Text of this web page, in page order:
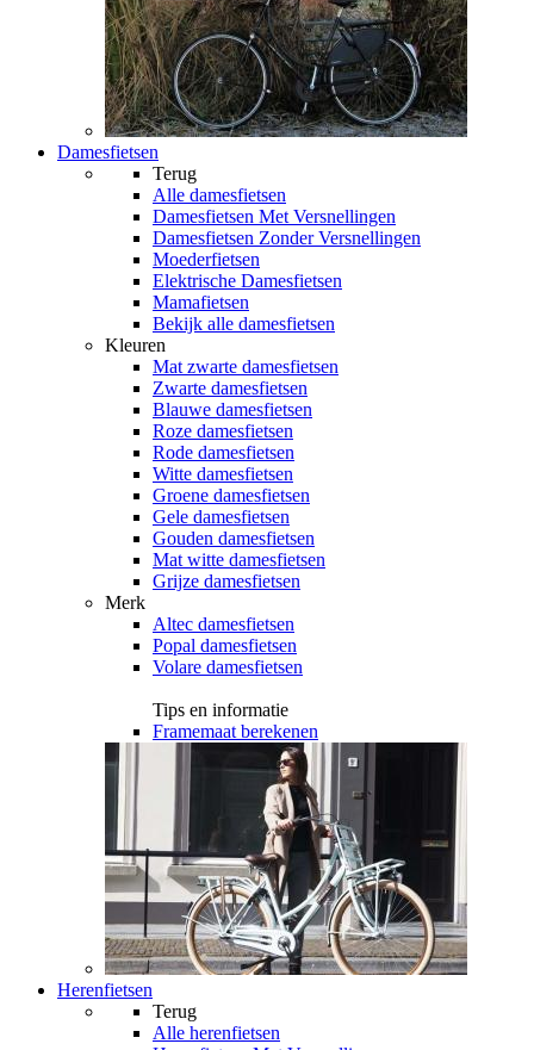
Damesfietsen
Terug
Alle damesfietsen
Damesfietsen Met Versnellingen
Damesfietsen Zonder Versnellingen
Moederfietsen
Elektrische Damesfietsen
Mamafietsen
Bekijk alle damesfietsen
Kleuren
Mat zwarte damesfietsen
Zwarte damesfietsen
Blauwe damesfietsen
Roze damesfietsen
Rode damesfietsen
Witte damesfietsen
Groene damesfietsen
Gele damesfietsen
Gouden damesfietsen
Mat witte damesfietsen
Grijze damesfietsen
Merk
Altec damesfietsen
Popal damesfietsen
Volare damesfietsen
Tips en informatie
Framemaat berekenen
Herenfietsen
Terug
Alle herenfietsen